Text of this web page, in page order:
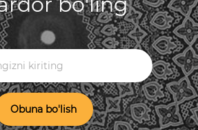
Obuna bo'lish